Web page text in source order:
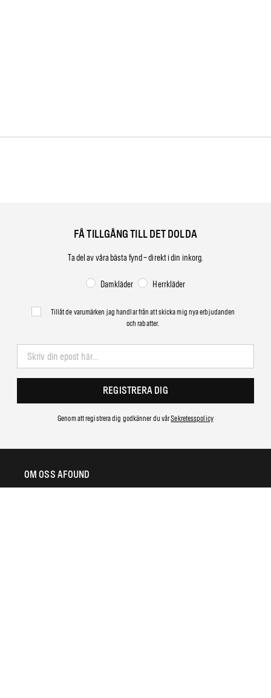
FÅ TILLGÅNG TILL DET DOLDA
Ta del av våra bästa fynd – direkt i din inkorg.
Damkläder Herrkläder
Tillåt de varumärken jag handlar från att skicka mig nya erbjudanden
och rabatter.
REGISTRERA DIG
Genom att registrera dig godkänner du vårSekretesspolicy
OM OSS AFOUND